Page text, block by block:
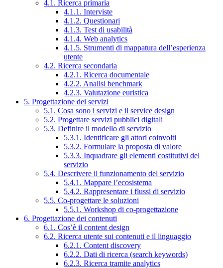
4.1. Ricerca primaria
4.1.1. Interviste
4.1.2. Questionari
4.1.3. Test di usabilità
4.1.4. Web analytics
4.1.5. Strumenti di mappatura dell’esperienza
utente
4.2. Ricerca secondaria
4.2.1. Ricerca documentale
4.2.2. Analisi benchmark
4.2.3. Valutazione euristica
5. Progettazione dei servizi
5.1. Cosa sono i servizi e il service design
5.2. Progettare servizi pubblici digitali
5.3. Definire il modello di servizio
5.3.1. Identificare gli attori coinvolti
5.3.2. Formulare la proposta di valore
5.3.3. Inquadrare gli elementi costitutivi del
servizio
5.4. Descrivere il funzionamento del servizio
5.4.1. Mappare l’ecosistema
5.4.2. Rappresentare i flussi di servizio
5.5. Co-progettare le soluzioni
5.5.1. Workshop di co-progettazione
6. Progettazione dei contenuti
6.1. Cos’è il content design
6.2. Ricerca utente sui contenuti e il linguaggio
6.2.1. Content discovery
6.2.2. Dati di ricerca (search keywords)
6.2.3. Ricerca tramite analytics